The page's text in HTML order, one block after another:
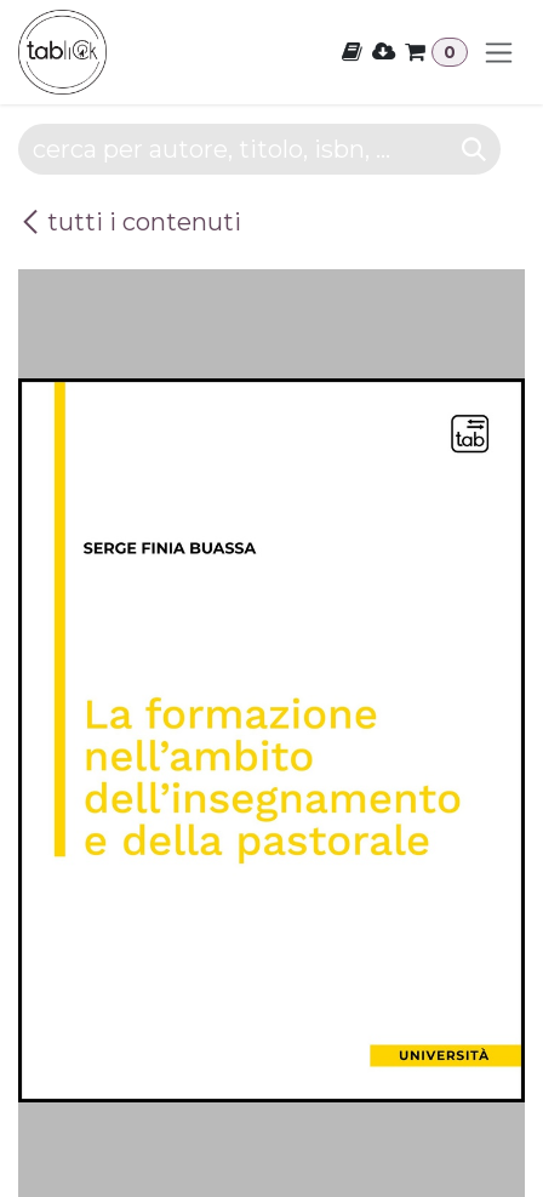
Passa al contenuto
0
tutti i contenuti